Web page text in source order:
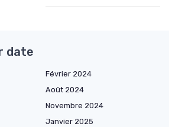
date
Février 2024
Août 2024
Novembre 2024
Janvier 2025